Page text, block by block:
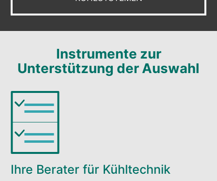
Instrumente zur
Unterstützung der Auswahl
Ihre Berater für Kühltechnik